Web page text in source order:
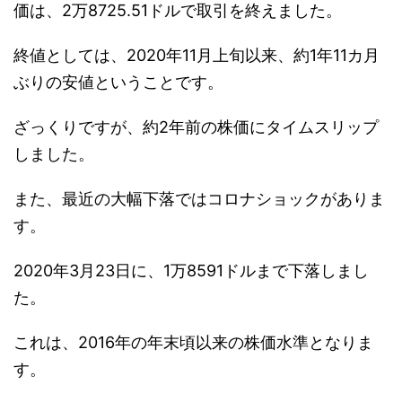
価は、2万8725.51ドルで取引を終えました。
終値としては、2020年11月上旬以来、約1年11カ月
ぶりの安値ということです。
ざっくりですが、約2年前の株価にタイムスリップ
しました。
また、最近の大幅下落ではコロナショックがありま
す。
2020年3月23日に、1万8591ドルまで下落しまし
た。
これは、2016年の年末頃以来の株価水準となりま
す。